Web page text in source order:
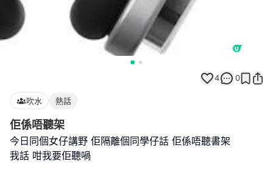
4 0
吹水 熱話
佢係唔聽架
今日同個女仔講野 佢隔離個同學仔話 佢係唔聽書架
我話 咁我要佢聽喎